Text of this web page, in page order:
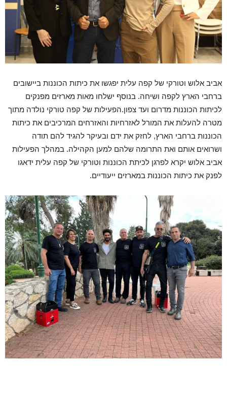
אביב אלוש וטורקי של קפה עלית יפגשו את כיתות הכוננות ביישובים
ברחבי הארץ לקפה ושיחה. בנוסף ישלחו מאות מארזים מפנקים
לכיתות הכוננות מדרום ועד צפון.הפעילות של קפה טורקי נולדה מתוך
מטרה להעלות את המורל לאזרחיות והאזרחים המרכיבים את כיתות
הכוננות ברחבי הארץ, לחזק את ידם ובעיקר להגיד להם תודה
ושרואים אותם ואת התרומה שלהם למען הקהילה. במהלך הפעילות
אביב אלוש יקרא לפרגן לכיתת הכוננות וטורקי של קפה עלית ידאגו
לפנק את כיתות הכוננות במארזים ייעודיים.